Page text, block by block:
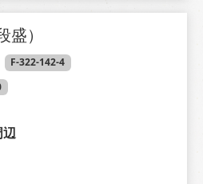
）
F-322-142-4